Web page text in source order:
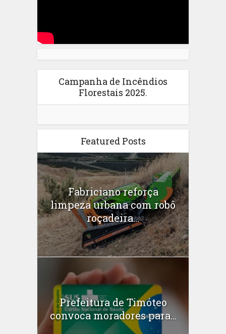
Campanha de Incêndios
Florestais 2025.
Featured Posts
Fabriciano reforça
limpeza urbana com robô
roçadeira...
Prefeitura de Timóteo
convoca moradores para...